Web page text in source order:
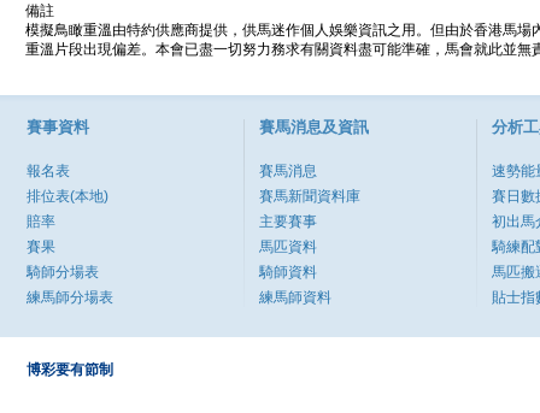
備註
模擬鳥瞰重溫由特約供應商提供，供馬迷作個人娛樂資訊之用。但由於香港馬
重溫片段出現偏差。本會已盡一切努力務求有關資料盡可能準確，馬會就此並
賽事資料
報名表
排位表(本地)
賠率
賽果
騎師分場表
練馬師分場表
賽馬消息及資訊
賽馬消息
賽馬新聞資料庫
主要賽事
馬匹資料
騎師資料
練馬師資料
分析
速勢能
賽日數
初出馬
騎練配
馬匹搬
貼士指
博彩要有節制